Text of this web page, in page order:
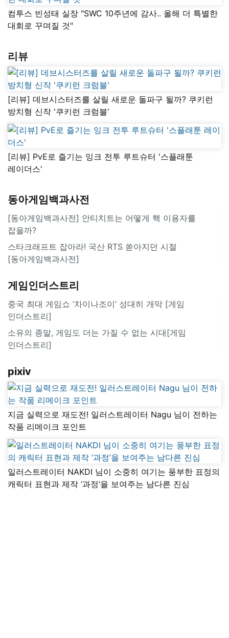
컴투스 빈성태 실장 "SWC 10주년에 감사.. 올해 더 특별한
대회로 꾸며질 것"
리뷰
[리뷰] 데브시스터즈를 살릴 새로운 돌파구 될까? 쿠키런
방치형 신작 '쿠키런 크럼블'
[리뷰] PvE로 즐기는 잉크 전투 루트슈터 '스플래툰
레이더스'
동아게임백과사전
[동아게임백과사전] 안티치트는 어떻게 핵 이용자를
잡을까?
스타크래프트 잡아라! 국산 RTS 쏟아지던 시절
[동아게임백과사전]
게임인더스트리
중국 최대 게임쇼 ‘차이나조이’ 성대히 개막 [게임
인더스트리]
소유의 종말, 게임도 더는 가질 수 없는 시대[게임
인더스트리]
pixiv
지금 실력으로 재도전! 일러스트레이터 Nagu 님이 전하는
작품 리메이크 포인트
일러스트레이터 NAKDI 님이 소중히 여기는 풍부한 표정의
캐릭터 표현과 제작 ‘과정’을 보여주는 남다른 진심